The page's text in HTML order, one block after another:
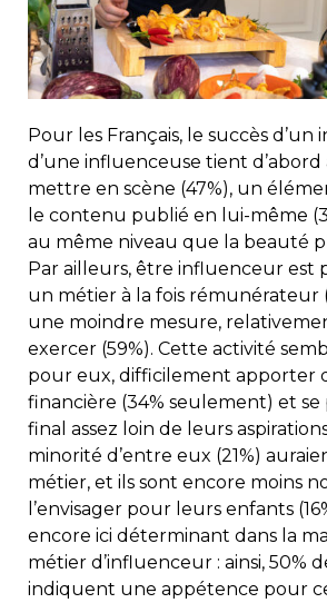
Pour les Français, le succès
d’une influenceuse tient d’abord
mettre en scène (47%), un
le contenu publié en lui-même
au même niveau que la beauté
Par ailleurs, être influenceur est
un métier à la fois rémunérateur
une moindre mesure,
exercer (59%). Cette activité
pour eux, difficilement apporter
financière (34% seulement) et se
final assez loin de leurs
minorité d’entre eux (21%)
métier, et ils sont encore moins
l’envisager pour leurs enfants
encore ici déterminant dans la
métier d’influenceur : ainsi, 50%
indiquent une appétence pour